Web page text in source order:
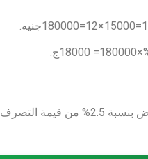
هي احد الضرائب المباشرة التي يدفعها